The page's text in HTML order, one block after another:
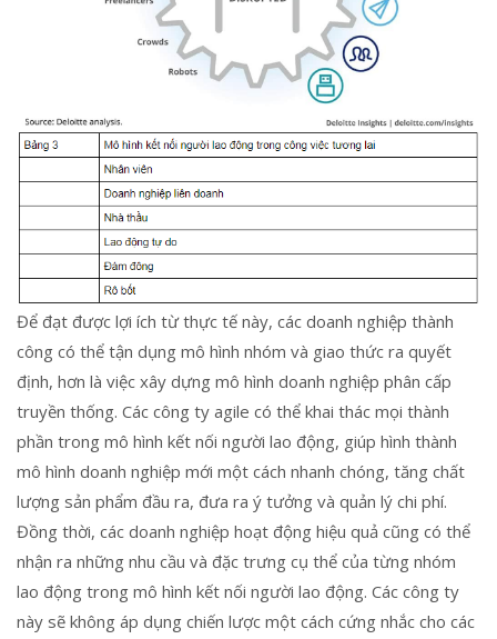
Để đạt được lợi ích từ thực tế này, các doanh nghiệp thành
công có thể tận dụng mô hình nhóm và giao thức ra quyết
định, hơn là việc xây dựng mô hình doanh nghiệp phân cấp
truyền thống. Các công ty agile có thể khai thác mọi thành
phần trong mô hình kết nối người lao động, giúp hình thành
mô hình doanh nghiệp mới một cách nhanh chóng, tăng chất
lượng sản phẩm đầu ra, đưa ra ý tưởng và quản lý chi phí.
Đồng thời, các doanh nghiệp hoạt động hiệu quả cũng có thể
nhận ra những nhu cầu và đặc trưng cụ thể của từng nhóm
lao động trong mô hình kết nối người lao động. Các công ty
này sẽ không áp dụng chiến lược một cách cứng nhắc cho các